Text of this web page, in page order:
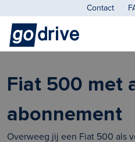
Contact
Fiat 500 met
abonnement
Overweeg jij een Fiat 500 als